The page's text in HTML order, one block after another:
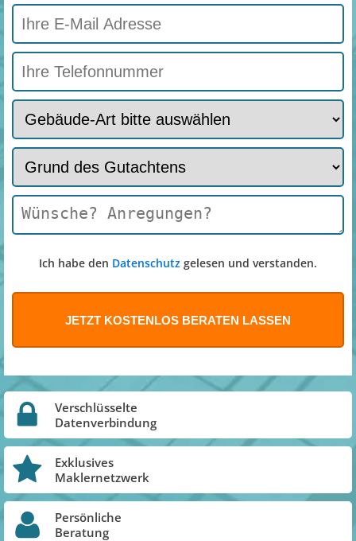
Ich habe den Datenschutz gelesen und verstanden.
Verschlüsselte
Datenverbindung
Exklusives
Maklernetzwerk
Persönliche
Beratung